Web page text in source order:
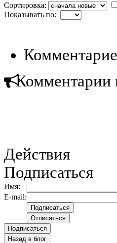
Сортировка:
Показывать по:
Комментарии
Действия
Подписаться
Имя:
E-mail:
Подписаться
Назад в блог